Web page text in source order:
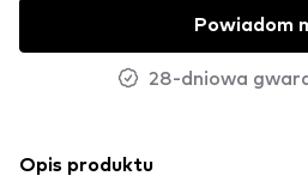
Powiadom
28-dniowa
Opis produktu